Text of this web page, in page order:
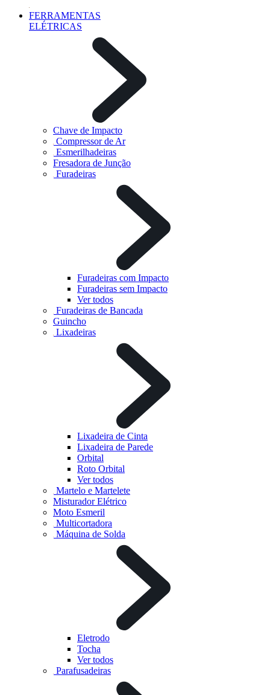
FERRAMENTAS
ELÉTRICAS
Chave de Impacto
Compressor de Ar
Esmerilhadeiras
Fresadora de Junção
Furadeiras
Furadeiras com Impacto
Furadeiras sem Impacto
Ver todos
Furadeiras de Bancada
Guincho
Lixadeiras
Lixadeira de Cinta
Lixadeira de Parede
Orbital
Roto Orbital
Ver todos
Martelo e Martelete
Misturador Elétrico
Moto Esmeril
Multicortadora
Máquina de Solda
Eletrodo
Tocha
Ver todos
Parafusadeiras